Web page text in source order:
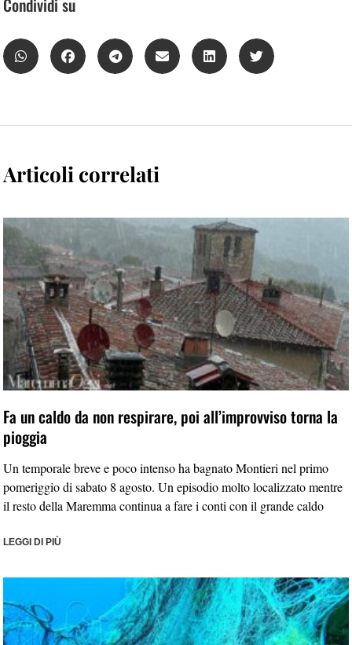
Articoli correlati
Fa un caldo da non respirare, poi all’improvviso torna la
pioggia
Un temporale breve e poco intenso ha bagnato Montieri nel primo
pomeriggio di sabato 8 agosto. Un episodio molto localizzato mentre
il resto della Maremma continua a fare i conti con il grande caldo
LEGGI DI PIÙ